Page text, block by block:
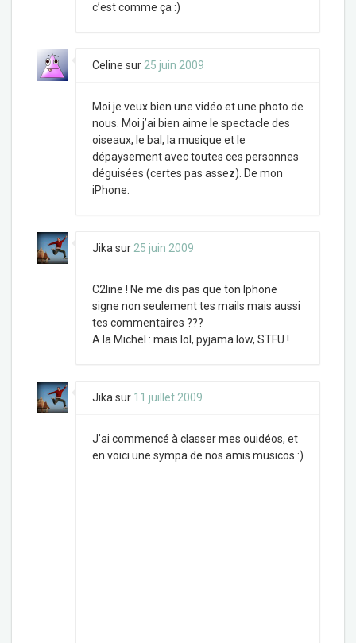
c’est comme ça :)
Celine sur 25 juin 2009
Moi je veux bien une vidéo et une photo de
nous. Moi j’ai bien aime le spectacle des
oiseaux, le bal, la musique et le
dépaysement avec toutes ces personnes
déguisées (certes pas assez). De mon
iPhone.
Jika sur 25 juin 2009
C2line ! Ne me dis pas que ton Iphone
signe non seulement tes mails mais aussi
tes commentaires ???
A la Michel : mais lol, pyjama low, STFU !
Jika sur 11 juillet 2009
J’ai commencé à classer mes ouidéos, et
en voici une sympa de nos amis musicos :)